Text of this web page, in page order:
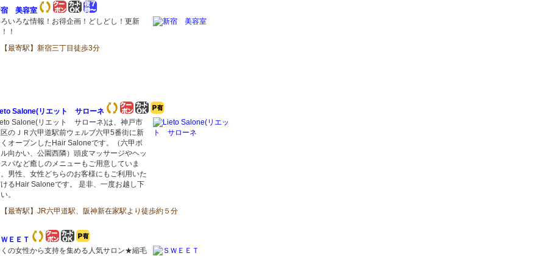
宿 美容室
いろな情報！お得企画！どしどし！更新
！
【最寄駅】新宿三丁目徒歩3分
Salone(リエット サローネ
Salone(リエット サローネ)は、神戸市
のＪＲ六甲道駅前ウェルブ六甲5番街に新
オープンしたHair Saloneです。（六甲ボ
向かい、公園西隣）頭皮マッサージやヘッ
パなど癒しのメニューもご用意していま
男性、女性どちらのお客様にもご利用いた
るHair Saloneです。 是非、一度お越し下
。
【最寄駅】JR六甲道駅、阪神新在家駅より徒歩約５分
ＥＥＴ
の女性から支持を集める人気サロン★縮毛